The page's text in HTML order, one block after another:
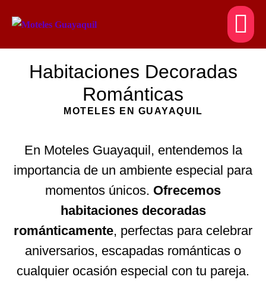
Habitaciones Decoradas
Románticas
MOTELES EN GUAYAQUIL
En Moteles Guayaquil, entendemos la
importancia de un ambiente especial para
momentos únicos. Ofrecemos
habitaciones decoradas
románticamente, perfectas para celebrar
aniversarios, escapadas románticas o
cualquier ocasión especial con tu pareja.